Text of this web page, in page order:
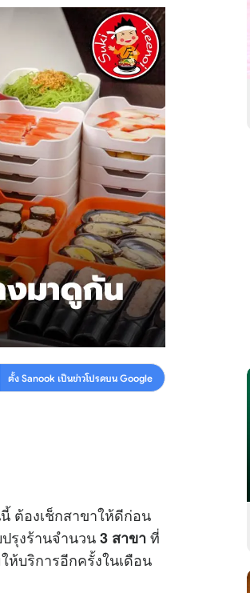
น
Thailand
Choice
WeTV
Exclusive WeTV
นิยาย
ตั้ง Sanook เป็นข่าวโปรดบน Google
ต้องเช็กสาขาให้ดีก่อน
รุงร้านจำนวน3 สาขาที่
ห้บริการอีกครั้งในเดือน